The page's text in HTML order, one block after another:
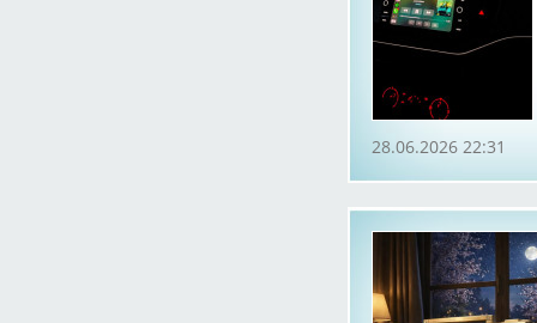
28.06.2026 22:31